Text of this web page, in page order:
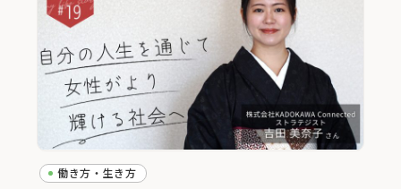
働き方・生き方